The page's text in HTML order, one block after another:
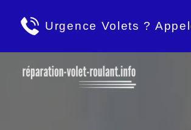
Urgence Volets ?